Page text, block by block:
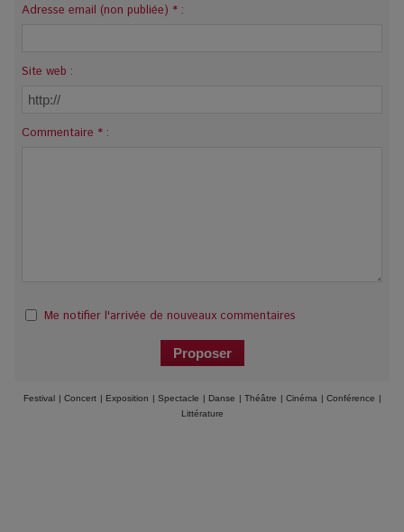
Adresse email (non publiée) * :
Site web :
Commentaire * :
Me notifier l'arrivée de nouveaux commentaires
Festival | Concert | Exposition | Spectacle | Danse | Théâtre | Cinéma | Conférence |
Littérature